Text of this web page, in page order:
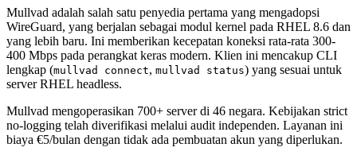
Mullvad adalah salah satu penyedia pertama yang mengadopsi
WireGuard, yang berjalan sebagai modul kernel pada RHEL 8.6 dan
yang lebih baru. Ini memberikan kecepatan koneksi rata-rata 300-
400 Mbps pada perangkat keras modern. Klien ini mencakup CLI
lengkap (mullvad connect, mullvad status) yang sesuai untuk
server RHEL headless.
Mullvad mengoperasikan 700+ server di 46 negara. Kebijakan strict
no-logging telah diverifikasi melalui audit independen. Layanan ini
biaya €5/bulan dengan tidak ada pembuatan akun yang diperlukan.